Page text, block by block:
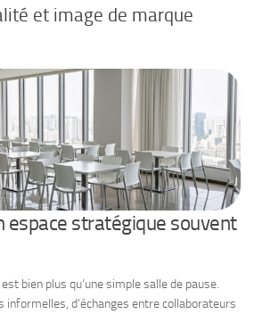
et image de marque
espace stratégique souvent
bien plus qu’une simple salle de pause.
informelles, d’échanges entre collaborateurs